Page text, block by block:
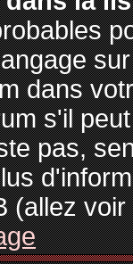
dans
s'il
pas,
(allez